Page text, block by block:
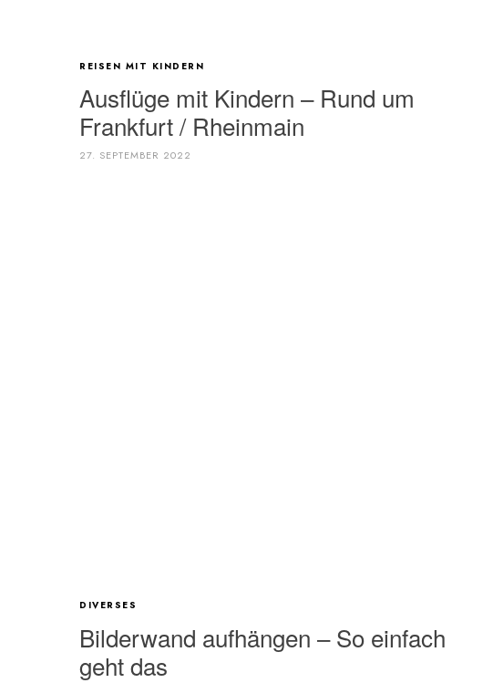
REISEN MIT KINDERN
Ausflüge mit Kindern – Rund um
Frankfurt / Rheinmain
27. SEPTEMBER 2022
DIVERSES
Bilderwand aufhängen – So einfach
geht das